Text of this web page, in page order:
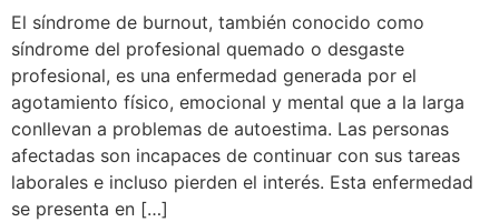
El síndrome de burnout, también conocido como
síndrome del profesional quemado o desgaste
profesional, es una enfermedad generada por el
agotamiento físico, emocional y mental que a la larga
conllevan a problemas de autoestima. Las personas
afectadas son incapaces de continuar con sus tareas
laborales e incluso pierden el interés. Esta enfermedad
se presenta en […]